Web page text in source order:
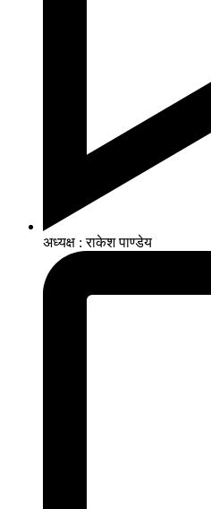
अध्यक्ष : राकेश पाण्डेय